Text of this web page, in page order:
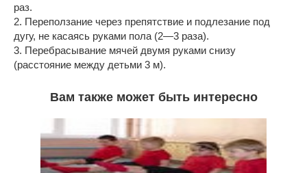
раз.
2. Переползание через препятствие и подлезание под
дугу, не касаясь руками пола (2—3 раза).
3. Перебрасывание мячей двумя руками снизу
(расстояние между детьми 3 м).
Вам также может быть интересно